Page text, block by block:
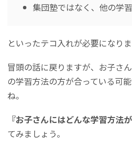
集団塾ではなく、他の学
といったテコ入れが必要になりま
冒頭の話に戻りますが、お子さ
の学習方法の方が合っている可
ね。
『お子さんにはどんな学習方法が
てみましょう。